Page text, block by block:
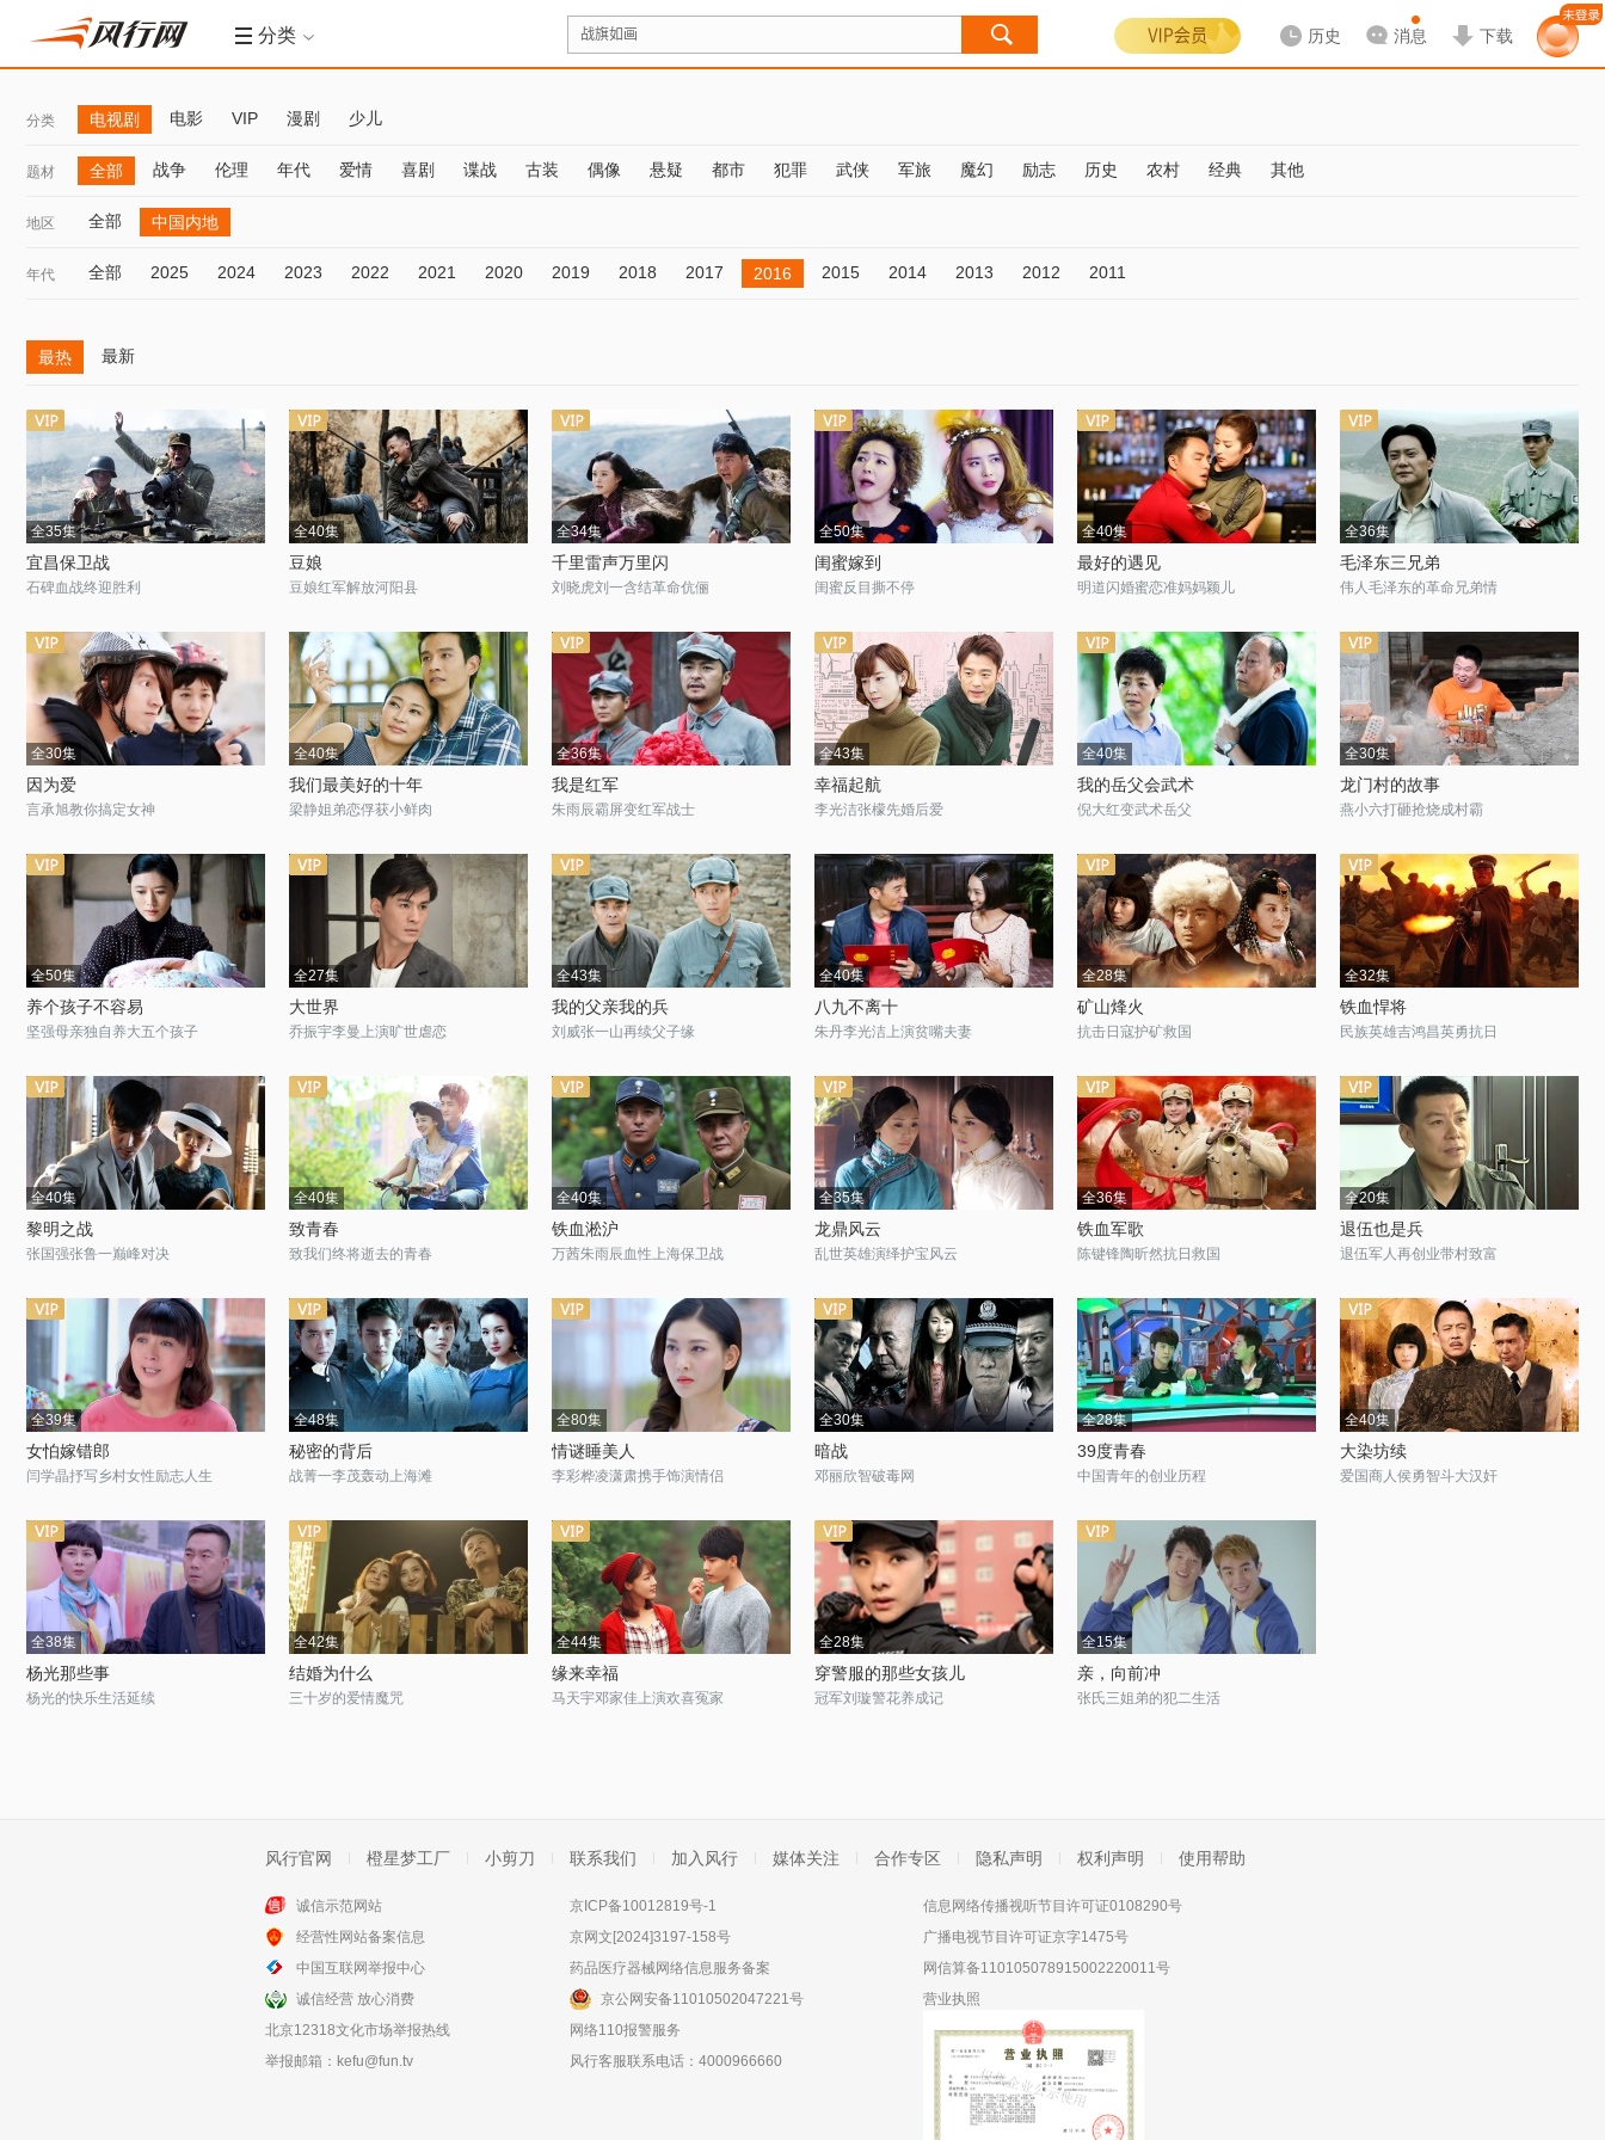
分类 历史 消息 下载
分类 电视剧 电影 VIP 漫剧 少儿
题材 全部 战争 伦理 年代 爱情 喜剧 谍战 古装 偶像 悬疑 都市 犯罪 武侠 军旅 魔幻 励志 历史 农村 经典 其他
地区 全部 中国内地
年代 全部 2025 2024 2023 2022 2021 2020 2019 2018 2017 2016 2015 2014 2013 2012 2011
最热 最新
全35集
宜昌保卫战
石碑血战终迎胜利
全40集
豆娘
豆娘红军解放河阳县
全34集
千里雷声万里闪
刘晓虎刘一含结革命伉俪
全50集
闺蜜嫁到
闺蜜反目撕不停
全40集
最好的遇见
明道闪婚蜜恋准妈妈颖儿
全36集
毛泽东三兄弟
伟人毛泽东的革命兄弟情
全30集
因为爱
言承旭教你搞定女神
全40集
我们最美好的十年
梁静姐弟恋俘获小鲜肉
全36集
我是红军
朱雨辰霸屏变红军战士
全43集
幸福起航
李光洁张檬先婚后爱
全40集
我的岳父会武术
倪大红变武术岳父
全30集
龙门村的故事
燕小六打砸抢烧成村霸
全50集
养个孩子不容易
坚强母亲独自养大五个孩子
全27集
大世界
乔振宇李曼上演旷世虐恋
全43集
我的父亲我的兵
刘威张一山再续父子缘
全40集
八九不离十
朱丹李光洁上演贫嘴夫妻
全28集
矿山烽火
抗击日寇护矿救国
全32集
铁血悍将
民族英雄吉鸿昌英勇抗日
全40集
黎明之战
张国强张鲁一巅峰对决
全40集
致青春
致我们终将逝去的青春
全40集
铁血淞沪
万茜朱雨辰血性上海保卫战
全35集
龙鼎风云
乱世英雄演绎护宝风云
全36集
铁血军歌
陈键锋陶昕然抗日救国
全20集
退伍也是兵
退伍军人再创业带村致富
全39集
女怕嫁错郎
闫学晶抒写乡村女性励志人生
全48集
秘密的背后
战菁一李茂轰动上海滩
全80集
情谜睡美人
李彩桦凌潇肃携手饰演情侣
全30集
暗战
邓丽欣智破毒网
全28集
39度青春
中国青年的创业历程
全40集
大染坊续
爱国商人侯勇智斗大汉奸
全38集
杨光那些事
杨光的快乐生活延续
全42集
结婚为什么
三十岁的爱情魔咒
全44集
缘来幸福
马天宇邓家佳上演欢喜冤家
全28集
穿警服的那些女孩儿
冠军刘璇警花养成记
全15集
亲，向前冲
张氏三姐弟的犯二生活
风行官网 橙星梦工厂 小剪刀 联系我们 加入风行 媒体关注 合作专区 隐私声明 权利声明 使用帮助
诚信示范网站
经营性网站备案信息
中国互联网举报中心
诚信经营 放心消费
北京12318文化市场举报热线
举报邮箱： kefu@fun.tv
京ICP备10012819号-1
京网文[2024]3197-158号
药品医疗器械网络信息服务备案
京公网安备11010502047221号
网络110报警服务
风行客服联系电话：4000966660
信息网络传播视听节目许可证0108290号
广播电视节目许可证京字1475号
网信算备110105078915002220011号
营业执照